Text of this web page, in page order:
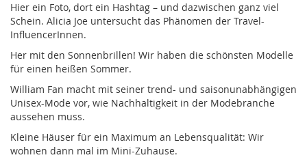
Hier ein Foto, dort ein Hashtag – und dazwischen ganz viel
Schein. Alicia Joe untersucht das Phänomen der Travel-
InfluencerInnen.
Her mit den Sonnenbrillen! Wir haben die schönsten Modelle
für einen heißen Sommer.
William Fan macht mit seiner trend- und saisonunabhängigen
Unisex-Mode vor, wie Nachhaltigkeit in der Modebranche
aussehen muss.
Kleine Häuser für ein Maximum an Lebensqualität: Wir
wohnen dann mal im Mini-Zuhause.